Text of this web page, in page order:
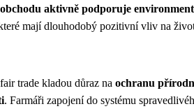
aktivně podporuje
mají dlouhodobý pozitivní vliv na
trade kladou důraz na ochranu
. Farmáři zapojení do systému